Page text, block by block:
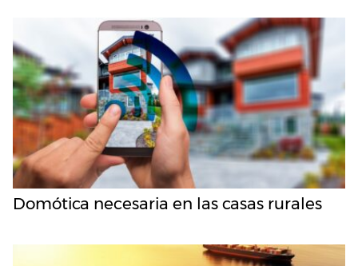
Domótica necesaria en las casas rurales